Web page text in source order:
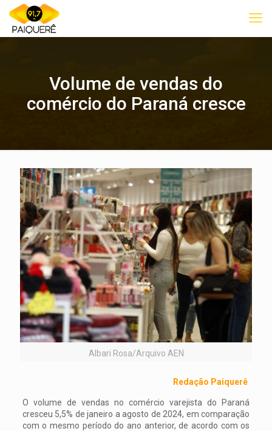
Volume de vendas do
comércio do Paraná cresce
Albari Rosa/Arquivo AEN
Redação Paiquerê
O volume de vendas no comércio varejista do Paraná
cresceu 5,5% de janeiro a agosto de 2024, em comparação
com o mesmo período do ano anterior, de acordo com os